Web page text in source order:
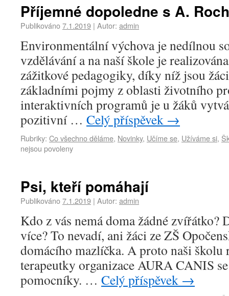
Příjemné dopoledne s A.
Publikováno7.1.2019 | Autor: admin
Environmentální výchova je nedílnou
vzdělávání a na naší škole je
zážitkové pedagogiky, díky níž jsou
základními pojmy z oblasti životního
interaktivních programů je u žáků
pozitivní … Celý příspěvek →
Rubriky: Co všechno děláme, Novinky, Učíme se, Užíváme si,
nejsou povoleny
Psi, kteří pomáhají
Publikováno7.1.2019 | Autor: admin
Kdo z vás nemá doma žádné zvířátko?
více? To nevadí, ani žáci ze ZŠ
domácího mazlíčka. A proto naši
terapeutky organizace AURA CANIS
pomocníky. … Celý příspěvek →